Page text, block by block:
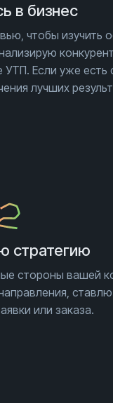
в бизнес
чтобы изучить
УТП. Если уже есть
лучших
стратегию
стороны вашей
или заказа.